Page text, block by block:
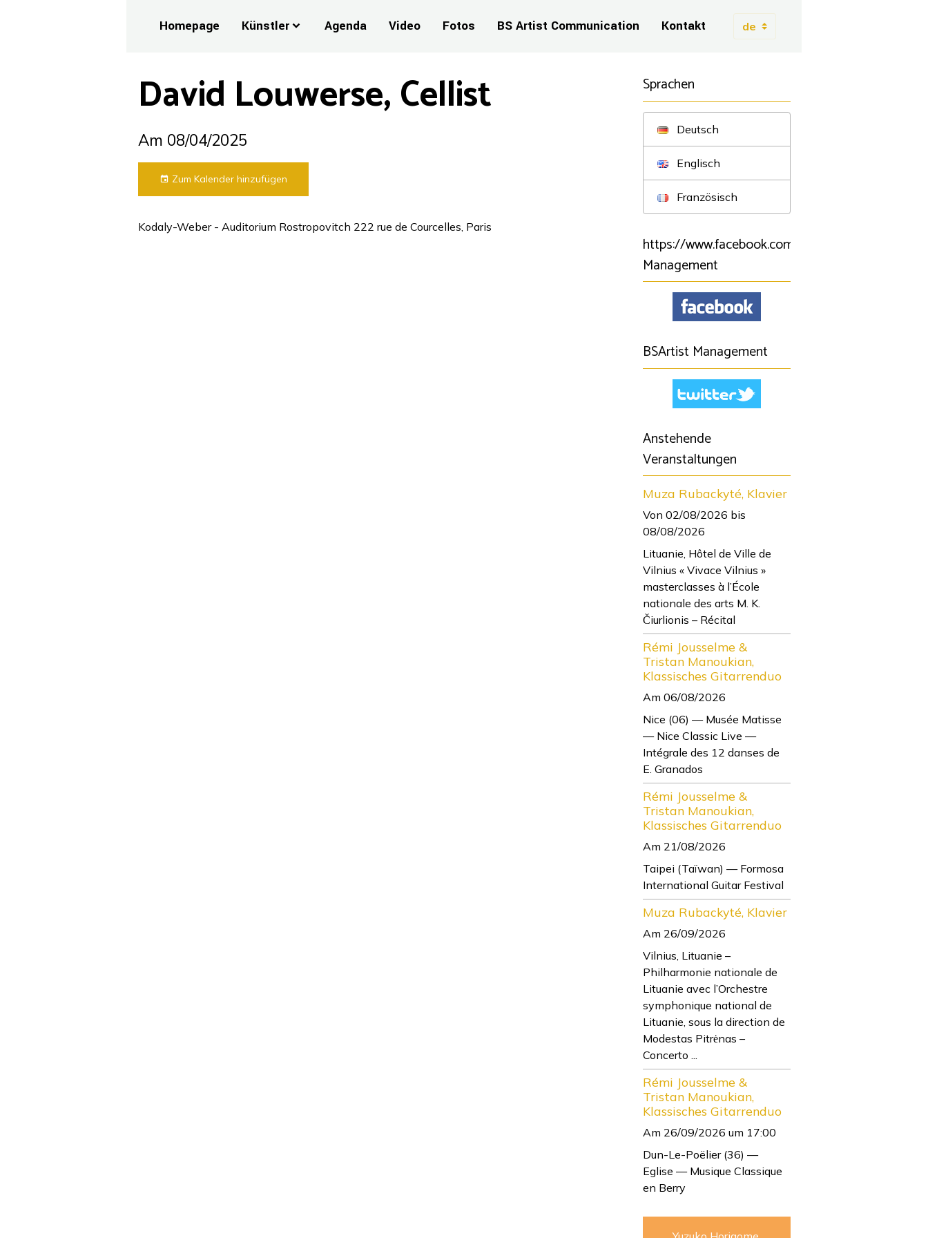
Homepage Künstler Agenda Video Fotos BS Artist Communication Kontakt
David Louwerse, Cellist
Am 08/04/2025
Zum Kalender hinzufügen
Kodaly-Weber - Auditorium Rostropovitch 222 rue de Courcelles, Paris
Sprachen
Deutsch
Englisch
Französisch
https://www.facebook.com/
Management
BSArtist Management
Anstehende
Veranstaltungen
Muza Rubackyté, Klavier
Von 02/08/2026 bis
08/08/2026
Lituanie, Hôtel de Ville de
Vilnius « Vivace Vilnius »
masterclasses à l’École
nationale des arts M. K.
Čiurlionis – Récital
Rémi Jousselme &
Tristan Manoukian,
Klassisches Gitarrenduo
Am 06/08/2026
Nice (06) — Musée Matisse
— Nice Classic Live —
Intégrale des 12 danses de
E. Granados
Rémi Jousselme &
Tristan Manoukian,
Klassisches Gitarrenduo
Am 21/08/2026
Taipei (Taïwan) — Formosa
International Guitar Festival
Muza Rubackyté, Klavier
Am 26/09/2026
Vilnius, Lituanie –
Philharmonie nationale de
Lituanie avec l’Orchestre
symphonique national de
Lituanie, sous la direction de
Modestas Pitrėnas –
Concerto ...
Rémi Jousselme &
Tristan Manoukian,
Klassisches Gitarrenduo
Am 26/09/2026 um 17:00
Dun-Le-Poëlier (36) —
Eglise — Musique Classique
en Berry